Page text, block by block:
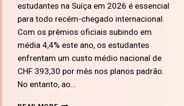
estudantes na Suíça em 2026 é essencial
para todo recém-chegado internacional.
Com os prêmios oficiais subindo em
média 4,4% este ano, os estudantes
enfrentam um custo médio nacional de
CHF 393,30 por mês nos planos padrão.
No entanto, ao…
#1